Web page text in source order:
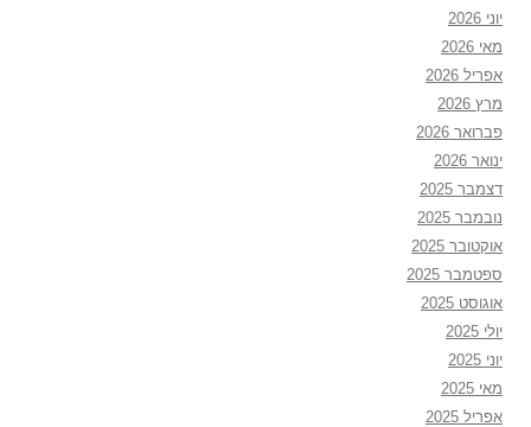
יוני 2026
מאי 2026
אפריל 2026
מרץ 2026
פברואר 2026
ינואר 2026
דצמבר 2025
נובמבר 2025
אוקטובר 2025
ספטמבר 2025
אוגוסט 2025
יולי 2025
יוני 2025
מאי 2025
אפריל 2025